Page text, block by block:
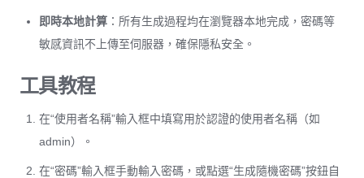
即時本地計算 ：所有生成過程均在瀏覽器本地完成，密碼等
敏感資訊不上傳至伺服器，確保隱私安全。
工具教程
在“使用者名稱”輸入框中填寫用於認證的使用者名稱（如
admin）。
在“密碼”輸入框手動輸入密碼，或點選“生成隨機密碼”按鈕自